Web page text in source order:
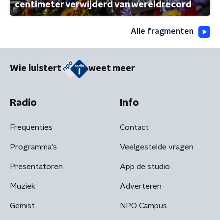
centimeter verwijderd van wereldrecord
Alle fragmenten
Wie luistert weet meer
Radio
Frequenties
Programma's
Presentatoren
Muziek
Gemist
Info
Contact
Veelgestelde vragen
App de studio
Adverteren
NPO Campus